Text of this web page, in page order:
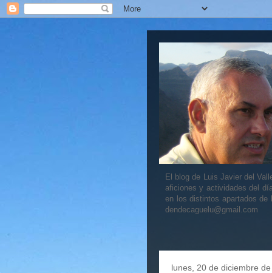
El blog de Luis Javier del
aficiones y actividades del
en los distintos apartados de
dendecaguelu@gmail.com
lunes, 20 de diciembre